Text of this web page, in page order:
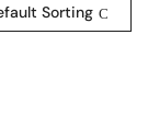
Sorting